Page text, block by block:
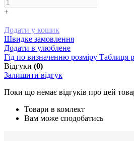
+
Додати у кошик
Швидке замовлення
Додати в улюблене
Гід по визначенню розміру Таблиця
Відгуки (0)
Залишити відгук
Поки що немає відгуків про цей
Товари в комлект
Вам може сподобатись